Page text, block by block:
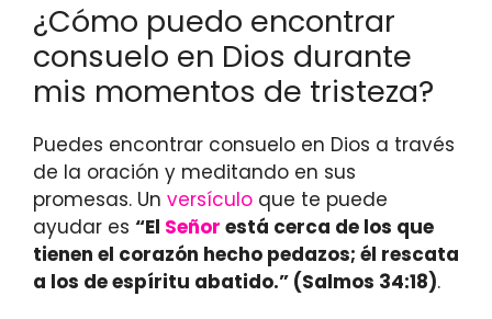
¿Cómo puedo encontrar
consuelo en Dios durante
mis momentos de tristeza?
Puedes encontrar consuelo en Dios a través
de la oración y meditando en sus
promesas. Un versículo que te puede
ayudar es “El Señor está cerca de los que
tienen el corazón hecho pedazos; él rescata
a los de espíritu abatido.” (Salmos 34:18).